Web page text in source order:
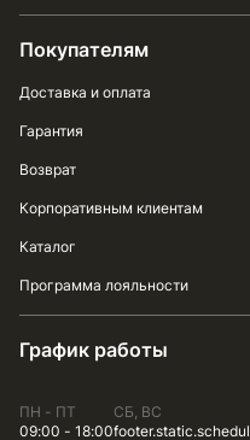
Покупателям
Доставка и оплата
Гарантия
Возврат
Корпоративным клиентам
Каталог
Программа лояльности
График работы
ПН - ПТ
09:00 - 18:00
СБ, ВС